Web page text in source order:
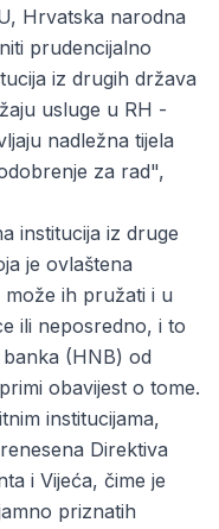
Hrvatska narodna
prudencijalno
iz drugih država
usluge u RH -
nadležna tijela
za rad",
institucija iz druge
je ovlaštena
ih pružati i u
ili neposredno, i to
(HNB) od
obavijest o tome.
institucijama,
Direktiva
i Vijeća, čime je
priznatih